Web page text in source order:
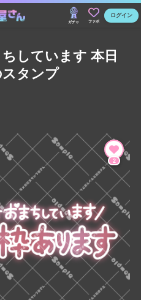
ガチャ ファボ
ログイン
しています 本日
タンプ
2